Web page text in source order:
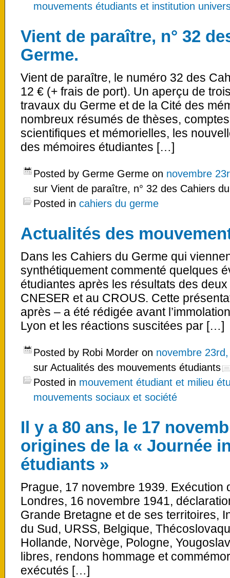
mouvements étudiants et institution
Vient de paraître, n° 32
Germe.
Vient de paraître, le numéro 32 des
12 € (+ frais de port). Un aperçu de
travaux du Germe et de la Cité des
nombreux résumés de thèses,
scientifiques et mémorielles, les
des mémoires étudiantes […]
Posted by Germe Germe on novembre
sur Vient de paraître, n° 32 des Cahiers
Posted in cahiers du germe
Actualités des
Dans les Cahiers du Germe qui
synthétiquement commenté quelques
étudiantes après les résultats des
CNESER et au CROUS. Cette
après – a été rédigée avant
Lyon et les réactions suscitées par […]
Posted by Robi Morder on novembre
sur Actualités des mouvements étudiants
Posted in mouvement étudiant et milieu
mouvements sociaux et société
Il y a 80 ans, le 17
origines de la « Journée
étudiants »
Prague, 17 novembre 1939. Exécution
Londres, 16 novembre 1941,
Grande Bretagne et de ses territoires,
du Sud, URSS, Belgique,
Hollande, Norvège, Pologne,
libres, rendons hommage et
exécutés […]